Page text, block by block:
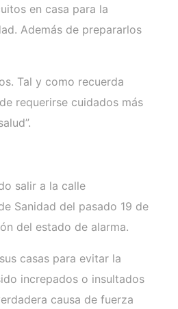
en casa para la
Además de prepararlos
Tal y como recuerda
requerirse cuidados más
salir a la calle
Sanidad del pasado 19 de
del estado de alarma.
casas para evitar la
increpados o insultados
causa de fuerza